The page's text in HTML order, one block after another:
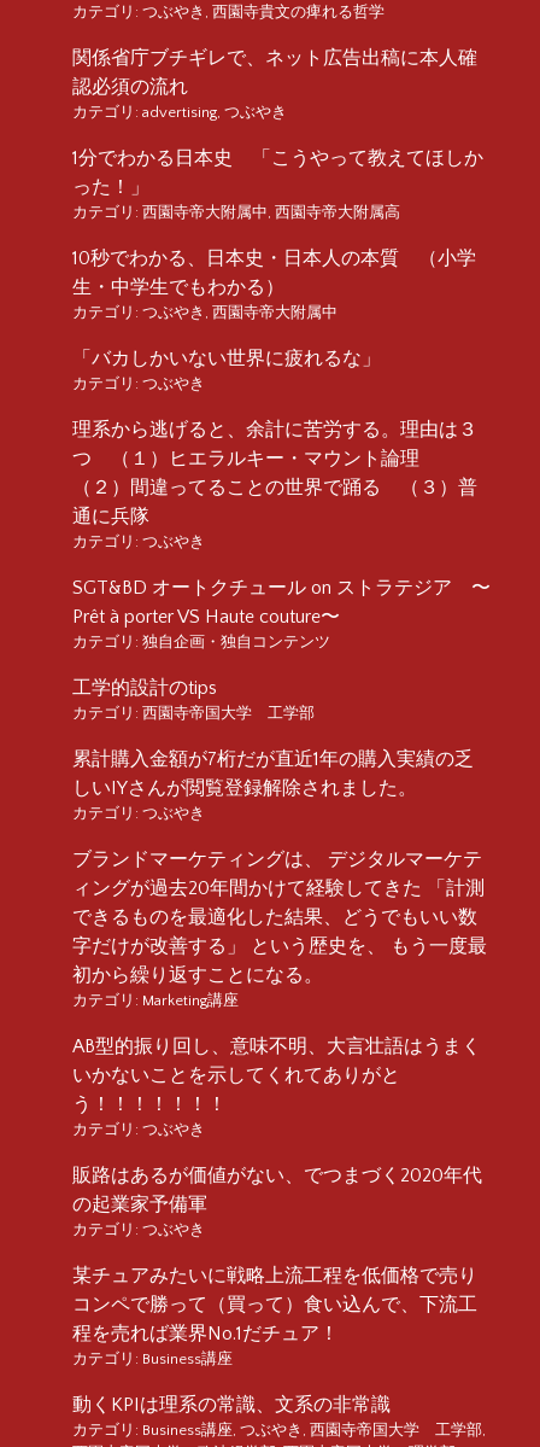
カテゴリ: つぶやき , 西園寺貴文の痺れる哲学
関係省庁ブチギレで、ネット広告出稿に本人確
認必須の流れ
カテゴリ: advertising, つぶやき
1分でわかる日本史 「こうやって教えてほしか
った！」
カテゴリ: 西園寺帝大附属中, 西園寺帝大附属高
10秒でわかる、日本史・日本人の本質 （小学
生・中学生でもわかる）
カテゴリ: つぶやき , 西園寺帝大附属中
「バカしかいない世界に疲れるな」
カテゴリ: つぶやき
理系から逃げると、余計に苦労する。理由は３
つ （１）ヒエラルキー・マウント論理
（２）間違ってることの世界で踊る （３）普
通に兵隊
カテゴリ: つぶやき
SGT&BD オートクチュール on ストラテジア 〜
Prêt à porter VS Haute couture〜
カテゴリ: 独自企画・独自コンテンツ
工学的設計のtips
カテゴリ: 西園寺帝国大学 工学部
累計購入金額が7桁だが直近1年の購入実績の乏
しいIYさんが閲覧登録解除されました。
カテゴリ: つぶやき
ブランドマーケティングは、 デジタルマーケテ
ィングが過去20年間かけて経験してきた 「計測
できるものを最適化した結果、どうでもいい数
字だけが改善する」 という歴史を、 もう一度最
初から繰り返すことになる。
カテゴリ: Marketing講座
AB型的振り回し、意味不明、大言壮語はうまく
いかないことを示してくれてありがと
う！！！！！！！
カテゴリ: つぶやき
販路はあるが価値がない、でつまづく2020年代
の起業家予備軍
カテゴリ: つぶやき
某チュアみたいに戦略上流工程を低価格で売り
コンペで勝って（買って）食い込んで、下流工
程を売れば業界No.1だチュア！
カテゴリ: Business講座
動くKPIは理系の常識、文系の非常識
カテゴリ: Business講座, つぶやき , 西園寺帝国大学 工学部,